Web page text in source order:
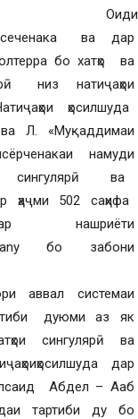
Оиди
сеченака ва дар
бо хатҳо ва
низ натиҷаҳои
ҳосилшуда
Л. «Муқаддимаи
намуди
сингулярӣ ва
ҳаҷми 502 саҳифа
бо забони
дуюми аз як
сингулярӣ ва
дар
Абдел – Ааб
тартиби ду бо